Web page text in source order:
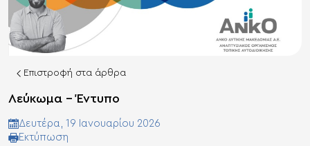
Επιστροφή στα άρθρα
Λεύκωμα – Έντυπο
Δευτέρα, 19 Ιανουαρίου 2026
Eκτύπωση